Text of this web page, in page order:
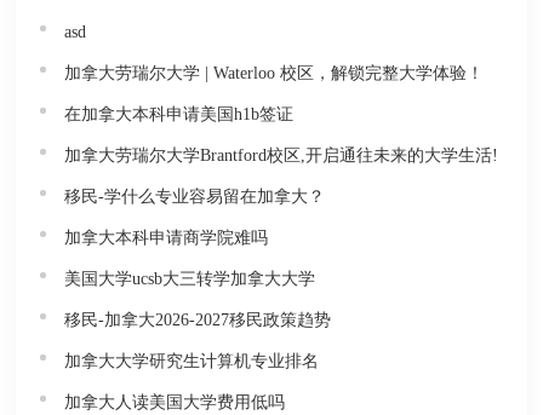
asd
加拿大劳瑞尔大学 | Waterloo 校区，解锁完整大学体验！
在加拿大本科申请美国h1b签证
加拿大劳瑞尔大学Brantford校区,开启通往未来的大学生活!
移民-学什么专业容易留在加拿大？
加拿大本科申请商学院难吗
美国大学ucsb大三转学加拿大大学
移民-加拿大2026-2027移民政策趋势
加拿大大学研究生计算机专业排名
加拿大人读美国大学费用低吗